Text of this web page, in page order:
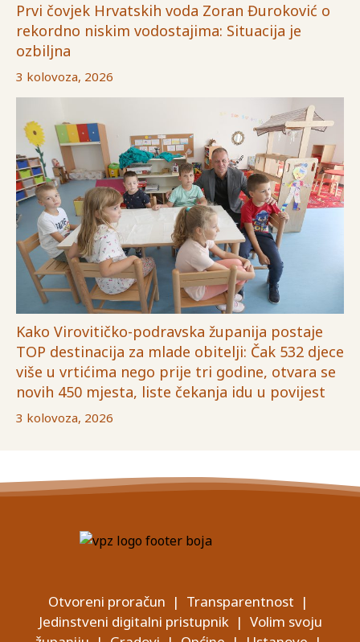
Prvi čovjek Hrvatskih voda Zoran Đuroković o
rekordno niskim vodostajima: Situacija je
ozbiljna
3 kolovoza, 2026
Kako Virovitičko-podravska županija postaje
TOP destinacija za mlade obitelji: Čak 532 djece
više u vrtićima nego prije tri godine, otvara se
novih 450 mjesta, liste čekanja idu u povijest
3 kolovoza, 2026
Otvoreni proračun | Transparentnost |
Jedinstveni digitalni pristupnik| Volim svoju